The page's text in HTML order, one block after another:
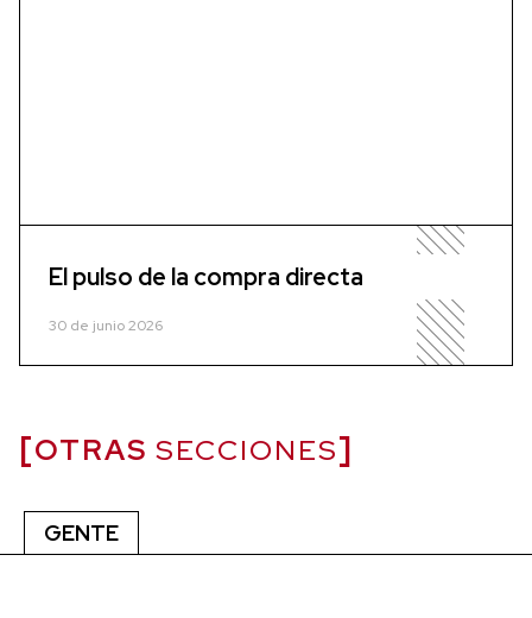
El pulso de la compra directa
30 de junio 2026
OTRAS SECCIONES
GENTE